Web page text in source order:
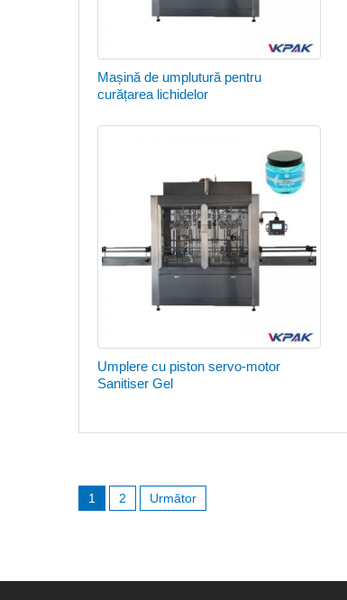
Mașină de umplutură pentru
curățarea lichidelor
Umplere cu piston servo-motor
Sanitiser Gel
Navigare
în
1 2 Următor